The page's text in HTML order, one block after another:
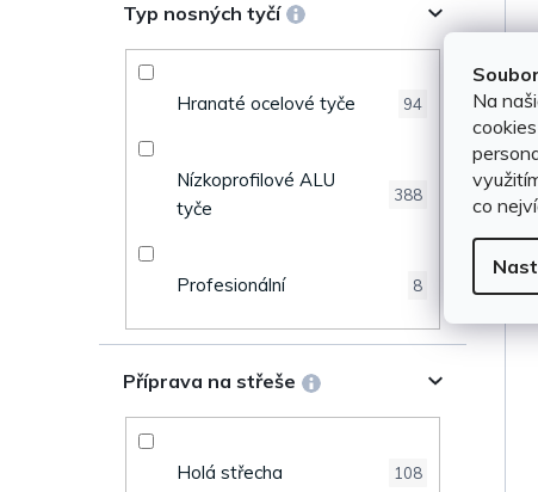
Na
co
Typ nosných tyčí
Hranaté ocelové tyče 94
Nízkoprofilové ALU
tyče
388
Profesionální 8
Příprava na střeše
Holá střecha 108